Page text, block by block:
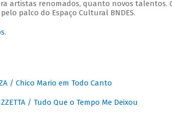
artistas renomados, quanto novos talentos.
palco do Espaço Cultural BNDES.
.
/ Chico Mario em Todo Canto
/ Tudo Que o Tempo Me Deixou